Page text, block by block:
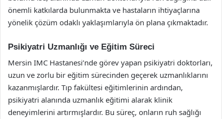
önemli katkılarda bulunmakta ve hastaların ihtiyaçlarına
yönelik çözüm odaklı yaklaşımlarıyla ön plana çıkmaktadır.
Psikiyatri Uzmanlığı ve Eğitim Süreci
Mersin IMC Hastanesi’nde görev yapan psikiyatri doktorları,
uzun ve zorlu bir eğitim sürecinden geçerek uzmanlıklarını
kazanmışlardır. Tıp fakültesi eğitimlerinin ardından,
psikiyatri alanında uzmanlık eğitimi alarak klinik
deneyimlerini artırmışlardır. Bu süreç, onların ruh sağlığı